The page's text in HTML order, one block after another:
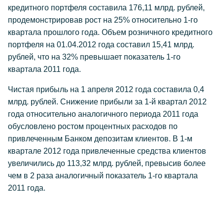
кредитного портфеля составила 176,11 млрд. рублей,
продемонстрировав рост на 25% относительно 1-го
квартала прошлого года. Объем розничного кредитного
портфеля на 01.04.2012 года составил 15,41 млрд.
рублей, что на 32% превышает показатель 1-го
квартала 2011 года.
Чистая прибыль на 1 апреля 2012 года составила 0,4
млрд. рублей. Снижение прибыли за 1-й квартал 2012
года относительно аналогичного периода 2011 года
обусловлено ростом процентных расходов по
привлеченным Банком депозитам клиентов. В 1-м
квартале 2012 года привлеченные средства клиентов
увеличились до 113,32 млрд. рублей, превысив более
чем в 2 раза аналогичный показатель 1-го квартала
2011 года.